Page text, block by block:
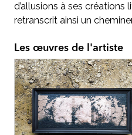
d’allusions à ses
retranscrit ainsi un
Les œuvres de l'artiste